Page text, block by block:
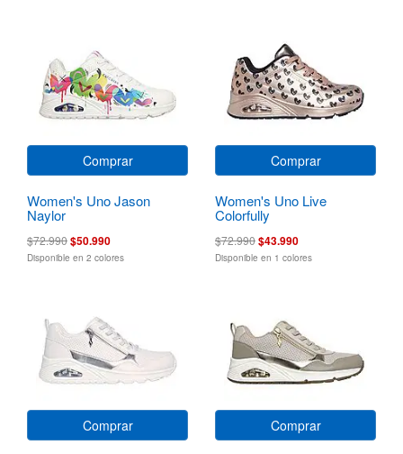
Comprar
Women's Uno Jason
Naylor
$72.990$50.990
Disponible en 2 colores
Comprar
Women's Uno Live
Colorfully
$72.990$43.990
Disponible en 1 colores
Comprar Comprar